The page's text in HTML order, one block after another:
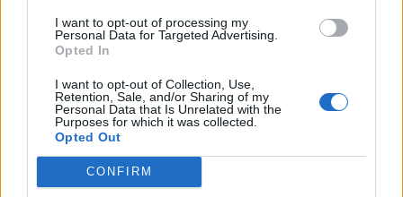
I want to opt-out of processing my
Personal Data for Targeted Advertising.
Opted In
I want to opt-out of Collection, Use,
Retention, Sale, and/or Sharing of my
Personal Data that Is Unrelated with the
Purposes for which it was collected.
Opted Out
CONFIRM